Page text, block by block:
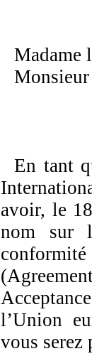
Madame
En tant
avoir, le
nom sur
(
Acceptance
l’Union
vous serez